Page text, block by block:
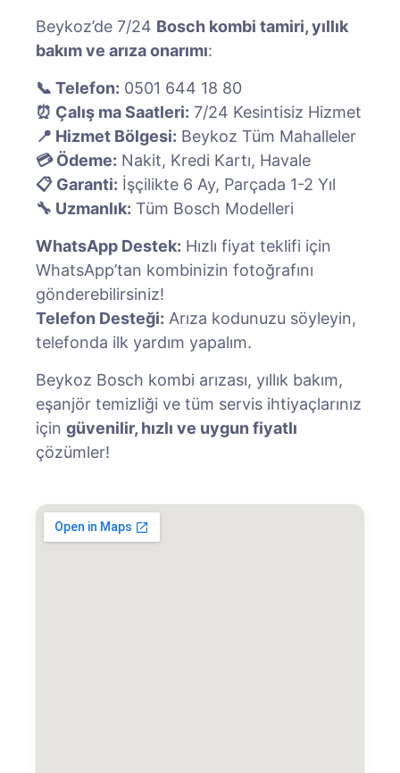
Beykoz’de 7/24 Bosch kombi tamiri, yıllık
bakım ve arıza onarımı:
📞 Telefon: 0501 644 18 80
⏰ Çalış ma Saatleri: 7/24 Kesintisiz Hizmet
📍 Hizmet Bölgesi: Beykoz Tüm Mahalleler
💳 Ödeme: Nakit, Kredi Kartı, Havale
📋 Garanti: İşçilikte 6 Ay, Parçada 1-2 Yıl
🔧 Uzmanlık: Tüm Bosch Modelleri
WhatsApp Destek: Hızlı fiyat teklifi için
WhatsApp’tan kombinizin fotoğrafını
gönderebilirsiniz!
Telefon Desteği: Arıza kodunuzu söyleyin,
telefonda ilk yardım yapalım.
Beykoz Bosch kombi arızası, yıllık bakım,
eşanjör temizliği ve tüm servis ihtiyaçlarınız
için güvenilir, hızlı ve uygun fiyatlı
çözümler!